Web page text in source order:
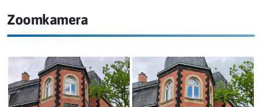
Zoomkamera